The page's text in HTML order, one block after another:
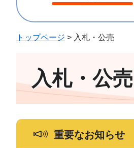
じ
トップページ > 入札・公売
入札・公売
重要なお知らせ